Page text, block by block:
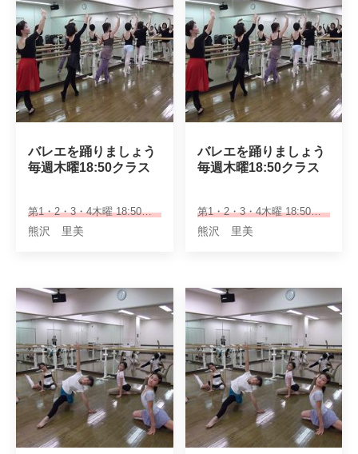
バレエを踊りましょう
毎週木曜18:50クラス
第1・2・3・4木曜 18:50～20:10
熊沢 里美
バレエを踊りましょう
毎週木曜18:50クラス
第1・2・3・4木曜 18:50～20:10
熊沢 里美